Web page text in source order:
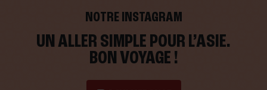
NOTRE INSTAGRAM
UN ALLER SIMPLE POUR L’ASIE.
BON VOYAGE !